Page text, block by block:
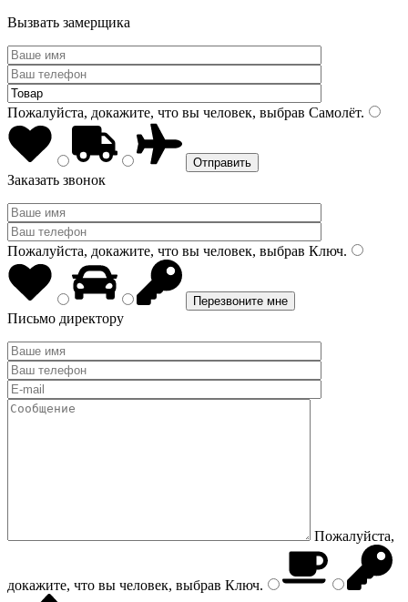
Вызвать замерщика
Пожалуйста, докажите, что вы человек, выбрав Самолёт.
Заказать звонок
Пожалуйста, докажите, что вы человек, выбрав Ключ.
Письмо директору
Пожалуйста,
докажите, что вы человек, выбрав Ключ.